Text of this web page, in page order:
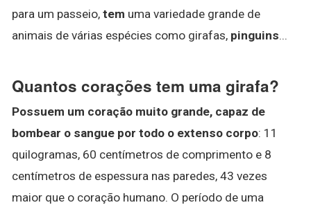
para um passeio, tem uma variedade grande de
animais de várias espécies como girafas, pinguins...
Quantos corações tem uma girafa?
Possuem um coração muito grande, capaz de
bombear o sangue por todo o extenso corpo: 11
quilogramas, 60 centímetros de comprimento e 8
centímetros de espessura nas paredes, 43 vezes
maior que o coração humano. O período de uma